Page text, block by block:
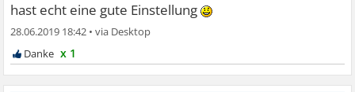
hast echt eine gute Einstellung
28.06.2019 18:42 •
x 1